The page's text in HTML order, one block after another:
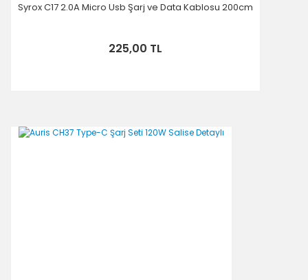
Syrox C17 2.0A Micro Usb Şarj ve Data Kablosu 200cm
225,00 TL